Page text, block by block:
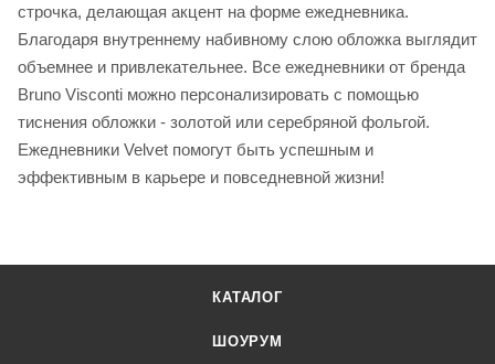
строчка, делающая акцент на форме ежедневника.
Благодаря внутреннему набивному слою обложка выглядит
объемнее и привлекательнее. Все ежедневники от бренда
Bruno Visconti можно персонализировать с помощью
тиснения обложки - золотой или серебряной фольгой.
Ежедневники Velvet помогут быть успешным и
эффективным в карьере и повседневной жизни!
КАТАЛОГ
ШОУРУМ